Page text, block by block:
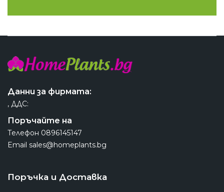
Данни за фирмата:
, ДДС:
Поръчайте на
Телефон 0896145147
Email sales@homeplants.bg
Поръчка и Доставка